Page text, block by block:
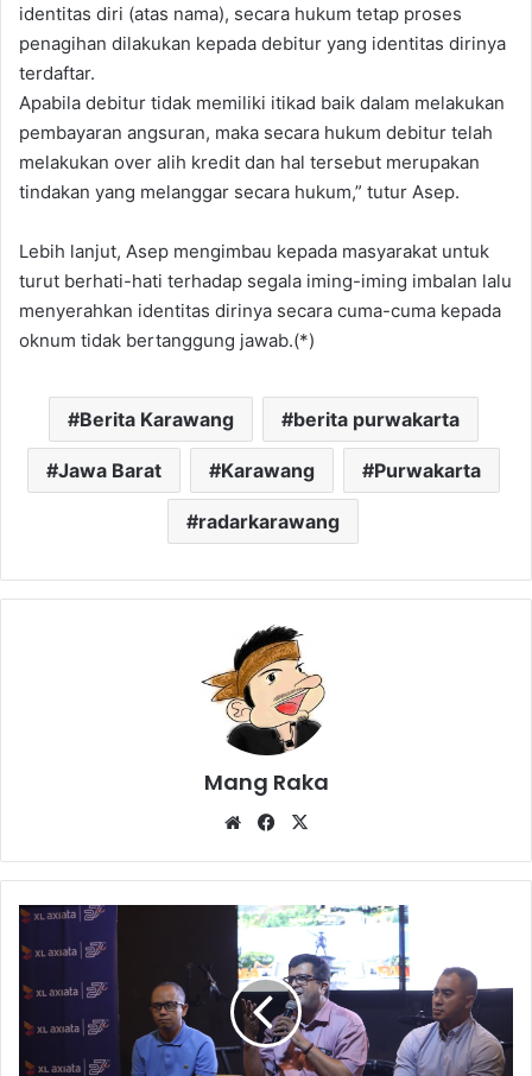
identitas diri (atas nama), secara hukum tetap proses
penagihan dilakukan kepada debitur yang identitas dirinya
terdaftar.
Apabila debitur tidak memiliki itikad baik dalam melakukan
pembayaran angsuran, maka secara hukum debitur telah
melakukan over alih kredit dan hal tersebut merupakan
tindakan yang melanggar secara hukum,” tutur Asep.
Lebih lanjut, Asep mengimbau kepada masyarakat untuk
turut berhati-hati terhadap segala iming-iming imbalan lalu
menyerahkan identitas dirinya secara cuma-cuma kepada
oknum tidak bertanggung jawab.(*)
Berita Karawang berita purwakarta
Jawa Barat Karawang Purwakarta
radarkarawang
Mang Raka
WebsiteFacebook
Terus
Infrastruktur
Jaringan
SulawesiJaringan
4G